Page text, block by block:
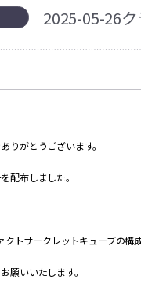
2025-05-26
りがとうございます。
配布しました。
クトサークレットキューブの
願いいたします。